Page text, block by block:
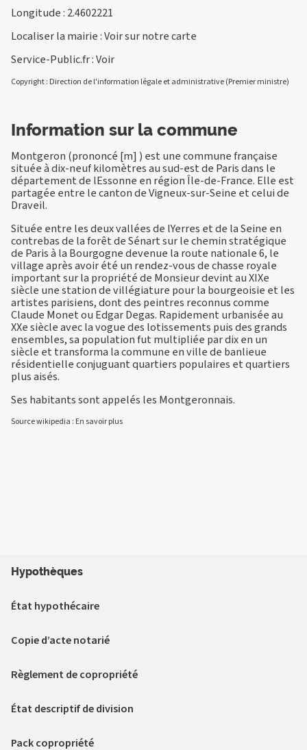
Longitude : 2.4602221
Localiser la mairie :Voir sur notre carte
Service-Public.fr :Voir
Copyright : Direction de l'information légale et administrative (Premier ministre)
Information sur la commune
Montgeron (prononcé [m] ) est une commune française
située à dix-neuf kilomètres au sud-est de Paris dans le
département de lEssonne en région Île-de-France. Elle est
partagée entre le canton de Vigneux-sur-Seine et celui de
Draveil.
Située entre les deux vallées de lYerres et de la Seine en
contrebas de la forêt de Sénart sur le chemin stratégique
de Paris à la Bourgogne devenue la route nationale 6, le
village après avoir été un rendez-vous de chasse royale
important sur la propriété de Monsieur devint au XIXe
siècle une station de villégiature pour la bourgeoisie et les
artistes parisiens, dont des peintres reconnus comme
Claude Monet ou Edgar Degas. Rapidement urbanisée au
XXe siècle avec la vogue des lotissements puis des grands
ensembles, sa population fut multipliée par dix en un
siècle et transforma la commune en ville de banlieue
résidentielle conjuguant quartiers populaires et quartiers
plus aisés.
Ses habitants sont appelés les Montgeronnais.
Source wikipedia : En savoir plus
Hypothèques
État hypothécaire
Copie d’acte notarié
Règlement de copropriété
État descriptif de division
Pack copropriété